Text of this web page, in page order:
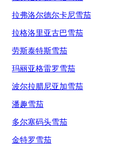
拉弗洛尔德尔卡尼雪茄
拉格洛里亚古巴雪茄
劳斯泰特斯雪茄
玛丽亚格雷罗雪茄
波尔拉腊尼亚加雪茄
潘趣雪茄
多尔塞码头雪茄
金特罗雪茄